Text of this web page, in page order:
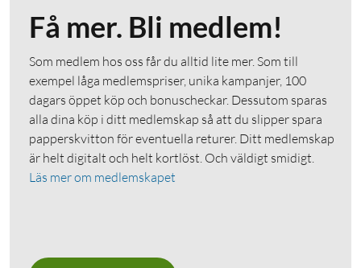
Få mer. Bli medlem!
Som medlem hos oss får du alltid lite mer. Som till
exempel låga medlemspriser, unika kampanjer, 100
dagars öppet köp och bonuscheckar. Dessutom sparas
alla dina köp i ditt medlemskap så att du slipper spara
papperskvitton för eventuella returer. Ditt medlemskap
är helt digitalt och helt kortlöst. Och väldigt smidigt.
Läs mer om medlemskapet